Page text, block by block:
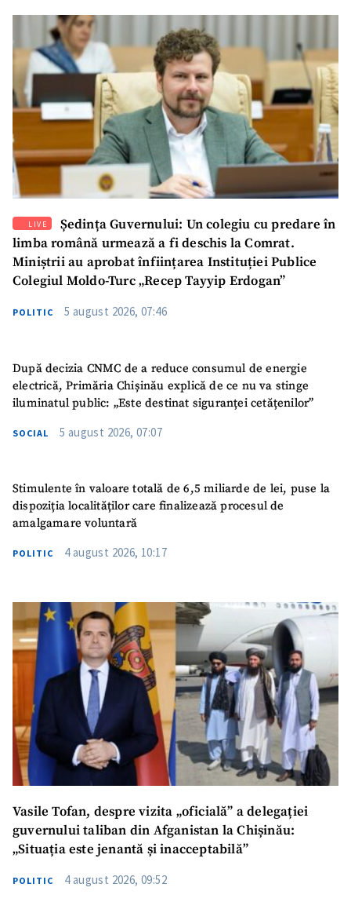
LIVE
Ședința Guvernului: Un colegiu cu predare în
limba română urmează a fi deschis la Comrat.
Miniștrii au aprobat înființarea Instituției Publice
Colegiul Moldo-Turc „Recep Tayyip Erdogan”
POLITIC 5 august 2026, 07:46
După decizia CNMC de a reduce consumul de energie
electrică, Primăria Chișinău explică de ce nu va stinge
iluminatul public: „Este destinat siguranței cetățenilor”
SOCIAL 5 august 2026, 07:07
Stimulente în valoare totală de 6,5 miliarde de lei, puse la
dispoziția localităților care finalizează procesul de
amalgamare voluntară
POLITIC 4 august 2026, 10:17
Vasile Tofan, despre vizita „oficială” a delegației
guvernului taliban din Afganistan la Chișinău:
„Situația este jenantă și inacceptabilă”
POLITIC 4 august 2026, 09:52